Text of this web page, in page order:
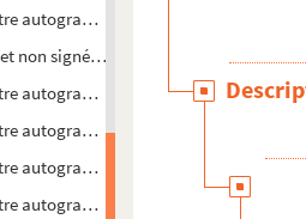
autographe non signée de Deschartres
non signé ni daté adressé à Madame
autographe signée de René de
autographe signée de René de
autographe signée de Gustave de
autographe signée de Gustave de